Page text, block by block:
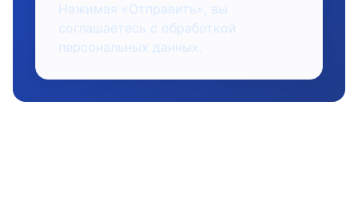
Нажимая «Отправить», вы
соглашаетесь с обработкой
персональных данных.